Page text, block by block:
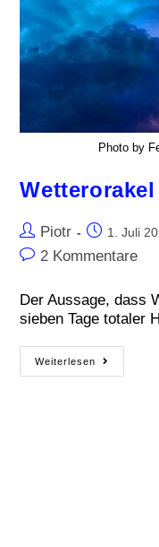
Photo by
Wetterorakel
Piotr 1. Juli
2 Kommentare
Der Aussage, dass
sieben Tage totaler
Weiterlesen